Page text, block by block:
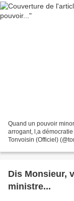
Quand un pouvoir
arrogant, l,a
Tonvoisin (Officiel)
Dis Monsieur,
ministre...